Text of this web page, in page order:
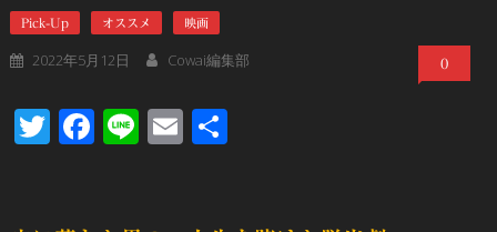
Pick-Up オススメ 映画
2022年5月12日 Cowai編集部 0
Twitter
Facebook
LineEmail